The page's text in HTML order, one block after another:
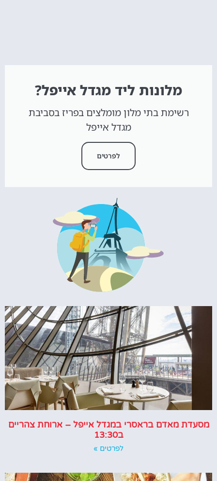
מלונות ליד מגדל אייפל?
רשימת בתי מלון מומלצים בפריז בסביבת
מגדל אייפל
לפרטים
מסעדת מאדם בראסרי במגדל אייפל – ארוחת צהריים
ב13:30
לפרטים »